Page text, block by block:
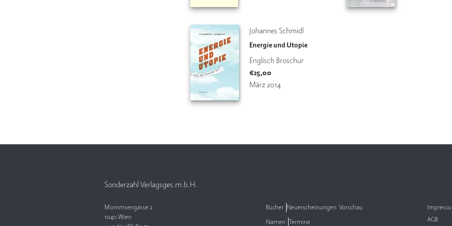
Johannes Schmidl
Energie und Utopie
Englisch Broschur
€25,00
März 2014
Sonderzahl Verlagsges.m.b.H.
Mommsengasse 2
1040 Wien
Bücher Neuerscheinungen Vorschau
Namen Termine
AGB